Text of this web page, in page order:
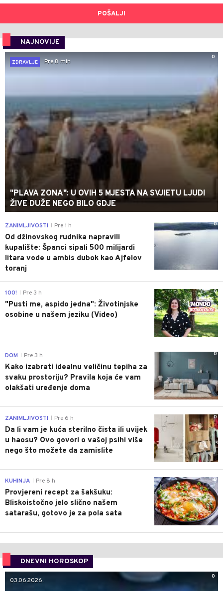
POŠALJI
NAJNOVIJE
0
ZDRAVLJE
Pre 8 min
"PLAVA ZONA": U OVIH 5 MJESTA NA SVJIETU LJUDI
ŽIVE DUŽE NEGO BILO GDJE
0
ZANIMLJIVOSTI Pre 1 h
Od džinovskog rudnika napravili
kupalište: Španci sipali 500 milijardi
litara vode u ambis dubok kao Ajfelov
toranj
0
100! Pre 3 h
"Pusti me, aspido jedna": Životinjske
osobine u našem jeziku (Video)
0
DOM Pre 3 h
Kako izabrati idealnu veličinu tepiha za
svaku prostoriju? Pravila koja će vam
olakšati uređenje doma
0
ZANIMLJIVOSTI Pre 6 h
Da li vam je kuća sterilno čista ili uvijek
u haosu? Ovo govori o vašoj psihi više
nego što možete da zamislite
0
KUHINJA Pre 8 h
Provjereni recept za šakšuku:
Bliskoistočno jelo slično našem
satarašu, gotovo je za pola sata
DNEVNI HOROSKOP
0
03.06.2026.